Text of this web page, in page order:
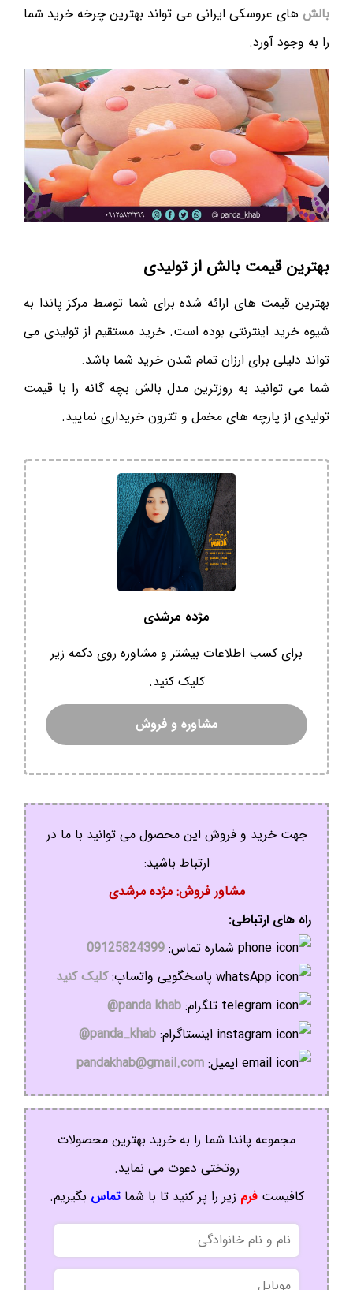
بالش های عروسکی ایرانی می تواند بهترین چرخه خرید شما
را به وجود آورد.
بهترین قیمت بالش از تولیدی
بهترین قیمت های ارائه شده برای شما توسط مرکز پاندا به
شیوه خرید اینترنتی بوده است. خرید مستقیم از تولیدی می
تواند دلیلی برای ارزان تمام شدن خرید شما باشد.
شما می توانید به روزترین مدل بالش بچه گانه را با قیمت
تولیدی از پارچه های مخمل و تترون خریداری نمایید.
مژده مرشدی
برای کسب اطلاعات بیشتر و مشاوره روی دکمه زیر
کلیک کنید.
مشاوره و فروش
جهت خرید و فروش این محصول می توانید با ما در
ارتباط باشید:
مشاور فروش: مژده مرشدی
راه های ارتباطی:
شماره تماس: 09125824399
پاسخگویی واتساپ:کلیک کنید
تلگرام: panda khab@
اینستاگرام: panda_khab@
ایمیل: pandakhab@gmail.com
مجموعه پاندا شما را به خرید بهترین محصولات
روتختی دعوت می نماید.
کافیستفرم زیر را پر کنید تا با شماتماس بگیریم.
نام
و
نام
خانوادگی
موبایل